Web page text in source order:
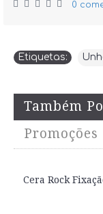
0
Etiquetas:
Também
Promoções